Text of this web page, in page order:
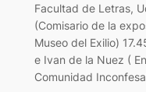
Facultad de Letras,
(Comisario de la
Museo del Exilio)
e Ivan de la Nuez (
Comunidad